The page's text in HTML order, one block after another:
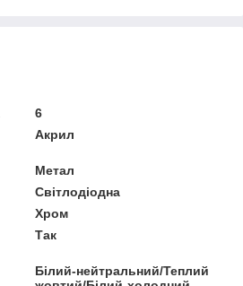
6
Акрил
Метал
Світлодіодна
Хром
Так
Білий-нейтральний/Теплий